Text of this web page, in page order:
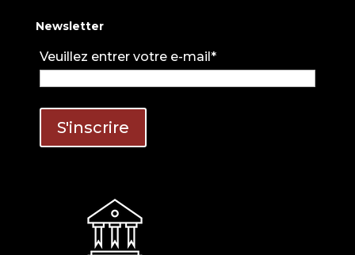
Newsletter
Veuillez entrer votre e-mail*